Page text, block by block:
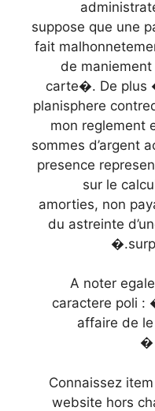
suppose que une
fait
de
carte�. De plus
planisphere
mon reglement
sommes d’argent
presence
sur le
amorties, non
du astreinte
A noter
caractere poli :
affaire de
Connaissez
website hors